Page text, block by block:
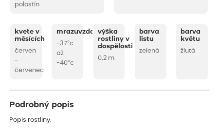
polostín
kvete v
měsících
červen
-
červenec
mrazuvzdornost
-37°c
až
-40°c
výška
rostliny v
dospělosti
0,2 m
barva
listu
zelená
barva
květu
žlutá
Podrobný popis
Popis rostliny: